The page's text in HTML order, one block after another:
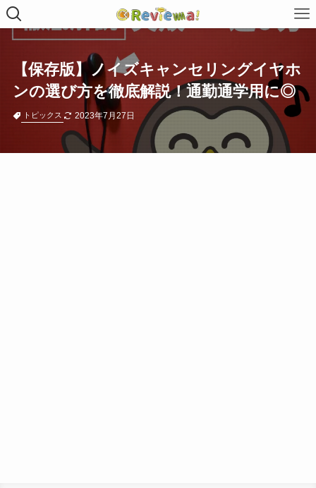
【保存版】ノイズキャンセリングイヤホ
ンの選び方を徹底解説！通勤通学用に◎
トピックス 2023年7月27日